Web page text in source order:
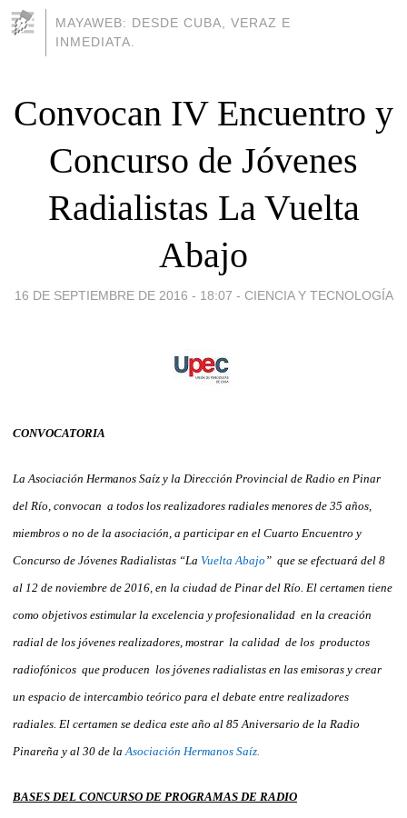
MAYAWEB: DESDE CUBA, VERAZ E
INMEDIATA.
Convocan IV Encuentro y
Concurso de Jóvenes
Radialistas La Vuelta
Abajo
16 DE SEPTIEMBRE DE 2016 - 18:07 - CIENCIA Y TECNOLOGÍA
CONVOCATORIA
La Asociación Hermanos Saíz y la Dirección Provincial de Radio en Pinar
del Río, convocan a todos los realizadores radiales menores de 35 años,
miembros o no de la asociación, a participar en el Cuarto Encuentro y
Concurso de Jóvenes Radialistas “La Vuelta Abajo ” que se efectuará del 8
al 12 de noviembre de 2016, en la ciudad de Pinar del Río. El certamen tiene
como objetivos estimular la excelencia y profesionalidad en la creación
radial de los jóvenes realizadores, mostrar la calidad de los productos
radiofónicos que producen los jóvenes radialistas en las emisoras y crear
un espacio de intercambio teórico para el debate entre realizadores
radiales. El certamen se dedica este año al 85 Aniversario de la Radio
Pinareña y al 30 de la Asociación Hermanos Saíz.
BASES DEL CONCURSO DE PROGRAMAS DE RADIO